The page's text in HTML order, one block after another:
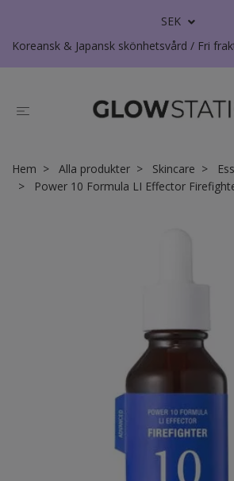
SEK
Koreansk & Japansk skönhetsvård / Fri
Hem Alla produkter Skincare
Power 10 Formula LI Effector